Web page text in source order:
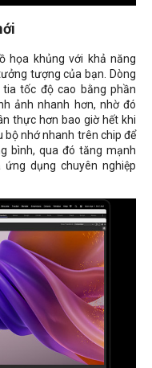
họa khủng với khả năng
tượng của bạn. Dòng
tốc độ cao bằng phần
ảnh nhanh hơn, nhờ đó
thực hơn bao giờ hết khi
bộ nhớ nhanh trên chip để
bình, qua đó tăng mạnh
dụng chuyên nghiệp